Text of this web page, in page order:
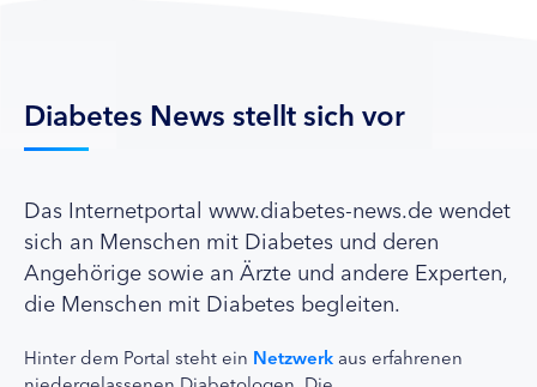
Diabetes News stellt sich vor
Das Internetportal www.diabetes-news.de wendet
sich an Menschen mit Diabetes und deren
Angehörige sowie an Ärzte und andere Experten,
die Menschen mit Diabetes begleiten.
Hinter dem Portal steht ein Netzwerk aus erfahrenen